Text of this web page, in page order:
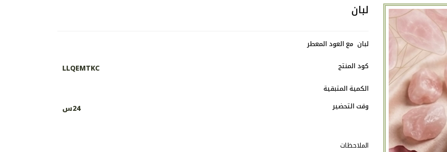
لبان
لبان مع العود المعطر
كود المنتج
LLQEMTKC
الكمية المتبقية
وقت التحضير
24س
الملاحظات